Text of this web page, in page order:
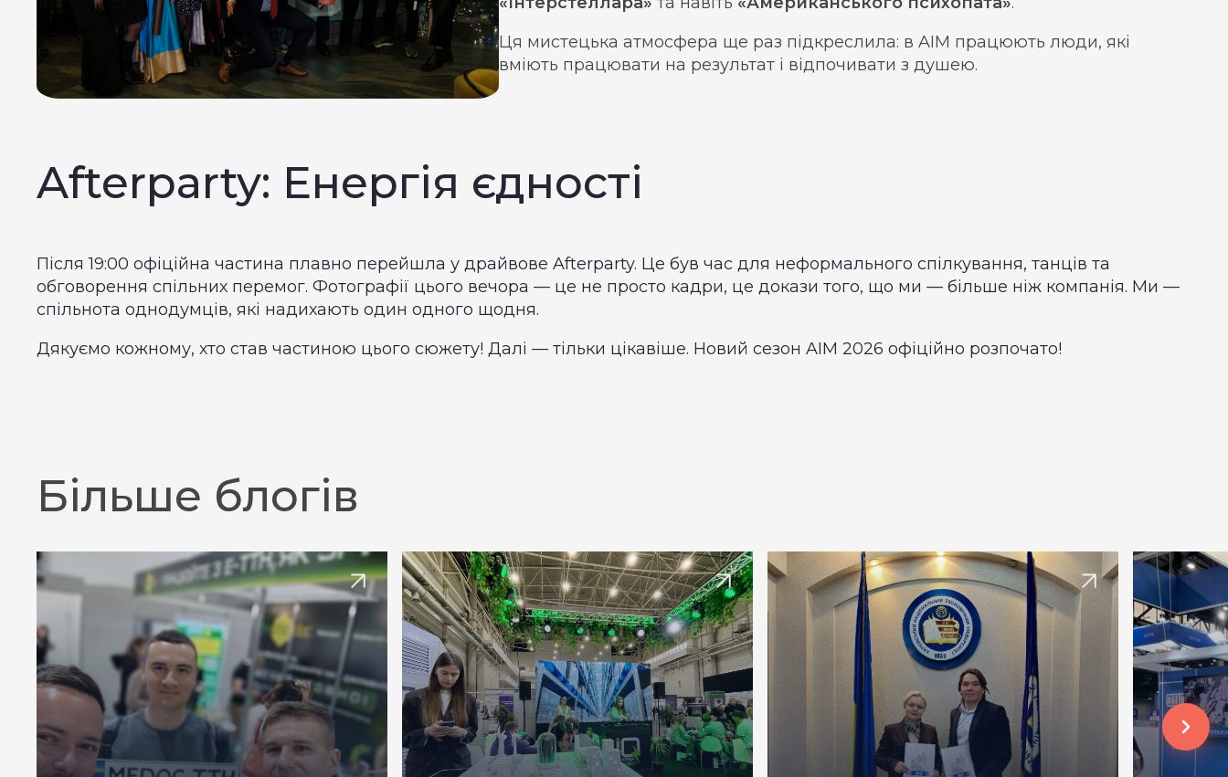
Ця мистецька атмосфера ще раз підкреслила: в AIM працюють люди, які
вміють працювати на результат і відпочивати з душею.
Afterparty: Енергія єдності
Після 19:00 офіційна частина плавно перейшла у драйвове Afterparty. Це був час для неформального спілкування, танців та
обговорення спільних перемог. Фотографії цього вечора — це не просто кадри, це докази того, що ми — більше ніж компанія. Ми —
спільнота однодумців, які надихають один одного щодня.
Дякуємо кожному, хто став частиною цього сюжету! Далі — тільки цікавіше. Новий сезон AIM 2026 офіційно розпочато!
Більше блогів